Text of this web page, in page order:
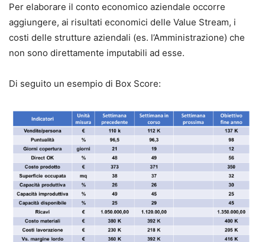
Per elaborare il conto economico aziendale occorre
aggiungere, ai risultati economici delle Value Stream, i
costi delle strutture aziendali (es. l’Amministrazione) che
non sono direttamente imputabili ad esse.
Di seguito un esempio di Box Score: